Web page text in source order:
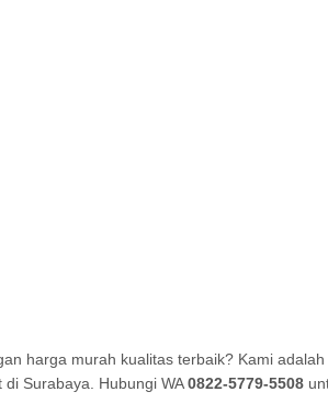
harga murah kualitas terbaik? Kami
Surabaya. Hubungi WA0822-5779-5508